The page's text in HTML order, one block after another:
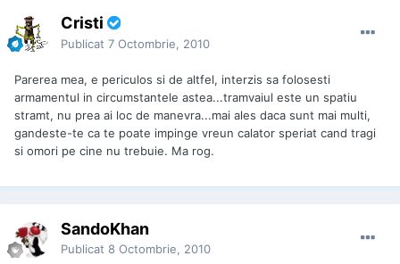
Cristi
Publicat 7 Octombrie, 2010
Parerea mea, e periculos si de altfel, interzis sa folosesti
armamentul in circumstantele astea...tramvaiul este un spatiu
stramt, nu prea ai loc de manevra...mai ales daca sunt mai multi,
gandeste-te ca te poate impinge vreun calator speriat cand tragi
si omori pe cine nu trebuie. Ma rog.
SandoKhan
Publicat 8 Octombrie, 2010